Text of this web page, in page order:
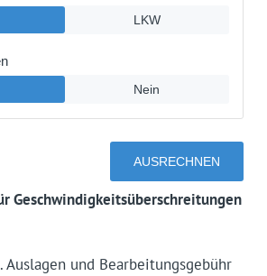
Geschwindigkeitsüberschreitungen
und Bearbeitungsgebühr